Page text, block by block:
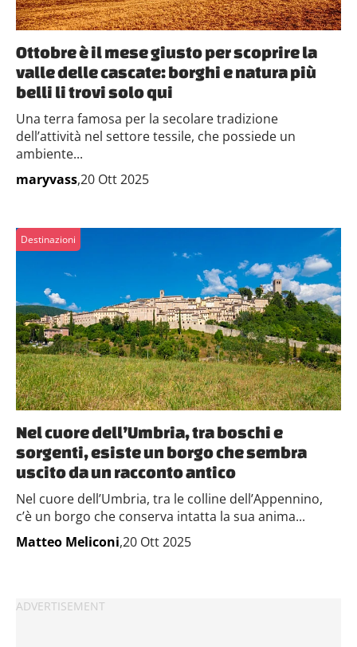
Ottobre è il mese giusto per scoprire la
valle delle cascate: borghi e natura più
belli li trovi solo qui
Una terra famosa per la secolare tradizione
dell’attività nel settore tessile, che possiede un
ambiente...
maryvass,20 Ott 2025
Destinazioni
Nel cuore dell’Umbria, tra boschi e
sorgenti, esiste un borgo che sembra
uscito da un racconto antico
Nel cuore dell’Umbria, tra le colline dell’Appennino,
c’è un borgo che conserva intatta la sua anima...
Matteo Meliconi,20 Ott 2025